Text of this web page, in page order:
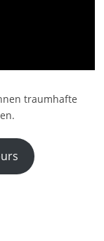
traumhafte